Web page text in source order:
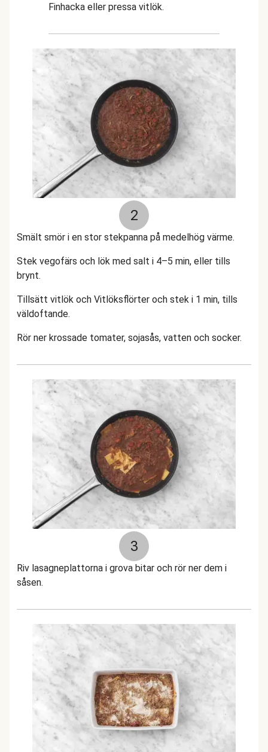
Finhacka eller pressa vitlök.
2
Smält smör i en stor stekpanna på medelhög värme.
Stek vegofärs och lök med salt i 4–5 min, eller tills
brynt.
Tillsätt vitlök och Vitlöksflörter och stek i 1 min, tills
väldoftande.
Rör ner krossade tomater, sojasås, vatten och socker.
3
Riv lasagneplattorna i grova bitar och rör ner dem i
såsen.